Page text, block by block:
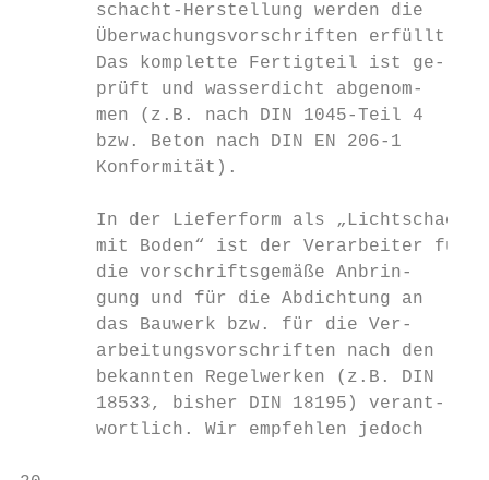
schacht-Herstellung werden die
Überwachungsvorschriften erfüllt.
Das komplette Fertigteil ist ge-
prüft und wasserdicht abgenom-
men (z.B. nach DIN 1045-Teil 4
bzw. Beton nach DIN EN 206-1
       Konformität).
In der Lieferform als
mit Boden“ ist der Verarbeiter für
die vorschriftsgemäße Anbrin-
gung und für die Abdichtung an
       das Bauwerk bzw. für die Ver-
       arbeitungsvorschriften nach den
       bekannten Regelwerken (z.B. DIN
       18533, bisher DIN 18195) verant-
       wortlich. Wir empfehlen jedoch